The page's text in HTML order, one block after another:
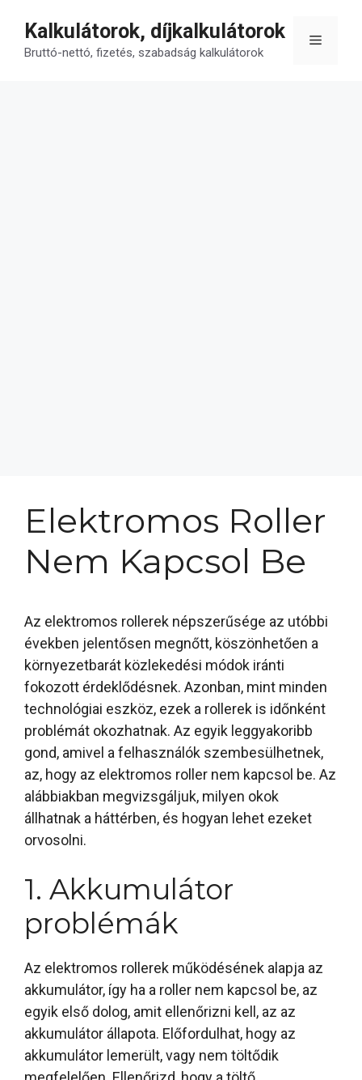
tartalomba
Kalkulátorok, díjkalkulátorok
Bruttó-nettó, fizetés, szabadság kalkulátorok
Menü
Elektromos Roller
Nem Kapcsol Be
Az elektromos rollerek népszerűsége az utóbbi
években jelentősen megnőtt, köszönhetően a
környezetbarát közlekedési módok iránti
fokozott érdeklődésnek. Azonban, mint minden
technológiai eszköz, ezek a rollerek is időnként
problémát okozhatnak. Az egyik leggyakoribb
gond, amivel a felhasználók szembesülhetnek,
az, hogy az elektromos roller nem kapcsol be. Az
alábbiakban megvizsgáljuk, milyen okok
állhatnak a háttérben, és hogyan lehet ezeket
orvosolni.
1. Akkumulátor
problémák
Az elektromos rollerek működésének alapja az
akkumulátor, így ha a roller nem kapcsol be, az
egyik első dolog, amit ellenőrizni kell, az az
akkumulátor állapota. Előfordulhat, hogy az
akkumulátor lemerült, vagy nem töltődik